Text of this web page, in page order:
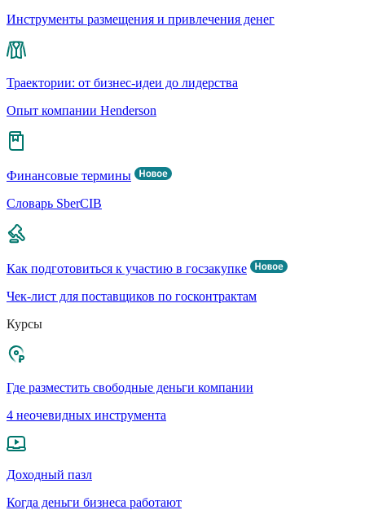
Инструменты размещения и привлечения денег
Траектории: от бизнес-идеи до лидерства
Опыт компании Henderson
Финансовые термины
Словарь SberCIB
Как подготовиться к участию в госзакупке
Чек-лист для поставщиков по госконтрактам
Курсы
Где разместить свободные деньги компании
4 неочевидных инструмента
Доходный пазл
Когда деньги бизнеса работают